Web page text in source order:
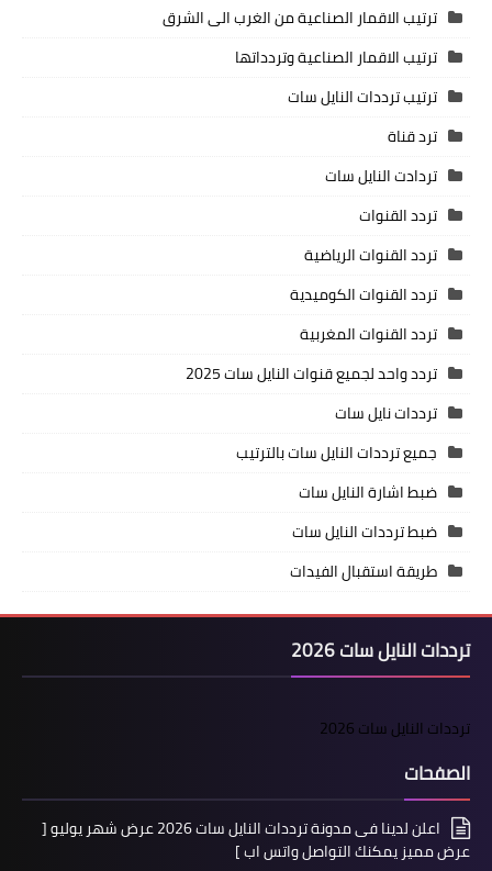
ترتيب الاقمار الصناعية من الغرب الى الشرق
ترتيب الاقمار الصناعية وتردداتها
ترتيب ترددات النايل سات
ترد قناة
تردادت النايل سات
تردد القنوات
تردد القنوات الرياضية
تردد القنوات الكوميدية
تردد القنوات المغربية
تردد واحد لجميع قنوات النايل سات 2025
ترددات نايل سات
جميع ترددات النايل سات بالترتيب
ضبط اشارة النايل سات
ضبط ترددات النايل سات
طريقة استقبال الفيدات
ترددات النايل سات 2026
ترددات النايل سات 2026
الصفحات
اعلن لدينا فى مدونة ترددات النايل سات 2026 عرض شهر يوليو [
عرض مميز يمكنك التواصل واتس اب ]